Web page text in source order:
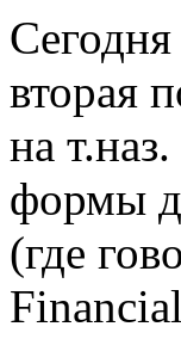
вторая
на
формы
(где